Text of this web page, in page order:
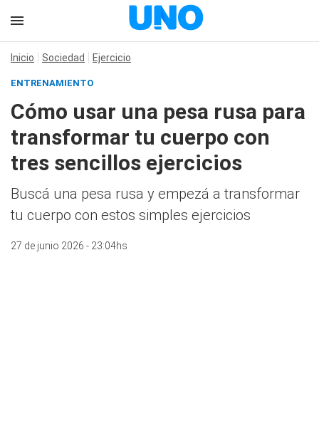
Inicio Sociedad Ejercicio
ENTRENAMIENTO
Cómo usar una pesa rusa para
transformar tu cuerpo con
tres sencillos ejercicios
Buscá una pesa rusa y empezá a transformar
tu cuerpo con estos simples ejercicios
27 de junio 2026 - 23:04hs